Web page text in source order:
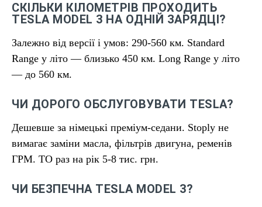
СКІЛЬКИ КІЛОМЕТРІВ ПРОХОДИТЬ
TESLA MODEL 3 НА ОДНІЙ ЗАРЯДЦІ?
Залежно від версії і умов: 290-560 км. Standard
Range у літо — близько 450 км. Long Range у літо
— до 560 км.
ЧИ ДОРОГО ОБСЛУГОВУВАТИ TESLA?
Дешевше за німецькі преміум-седани. Stoply не
вимагає заміни масла, фільтрів двигуна, ременів
ГРМ. ТО раз на рік 5-8 тис. грн.
ЧИ БЕЗПЕЧНА TESLA MODEL 3?